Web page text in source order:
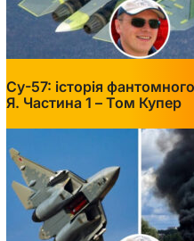
Су-57: історія
Я. Частина 1 – Том Купер